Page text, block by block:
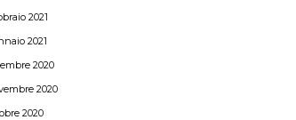
2021
2021
2020
2020
2020